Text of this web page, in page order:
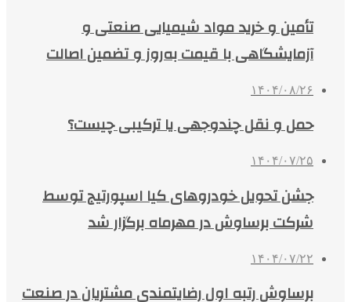
تأمین و خرید مواد شیمیایی صنعتی و
آزمایشگاهی با قیمت به‌روز و تضمین اصالت
۱۴۰۴/۰۸/۲۶
حمل و نقل چندوجهی یا ترکیبی چیست؟
۱۴۰۴/۰۷/۲۵
جشن تحویل خودروهای کیا اسپورتیج توسط
شرکت برساوش در مهرماه برگزار شد
۱۴۰۴/۰۷/۲۲
برساوش رتبه اول رضایتمندی مشتریان در صنعت